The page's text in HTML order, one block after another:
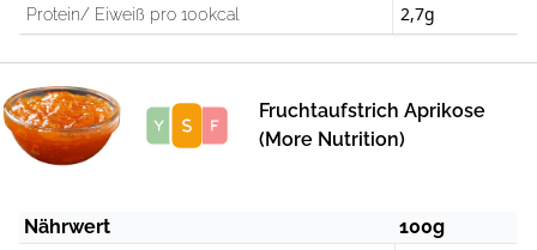
Protein/ Eiweiß pro 100kcal 2,7g
Score
Fruchtaufstrich Aprikose
(More Nutrition)
Nährwert 100g